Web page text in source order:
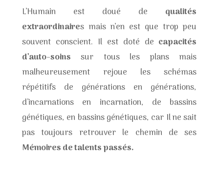
L’Humain est doué de qualités
extraordinaires mais n’en est que trop peu
souvent conscient. Il est doté de capacités
d’auto-soins sur tous les plans mais
malheureusement rejoue les schémas
répétitifs de générations en générations,
d’incarnations en incarnation, de bassins
génétiques, en bassins génétiques, car Il ne sait
pas toujours retrouver le chemin de ses
Mémoires de talents passés.